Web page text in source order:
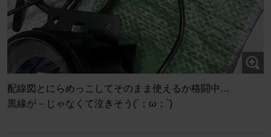
配線図とにらめっこしてそのまま使えるか格闘中…
黒線が－じゃなくて泣きそう(´；ω；`)